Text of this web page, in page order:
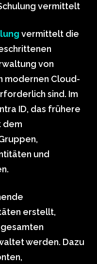
vermittelt
vermittelt die
von
modernen Cloud-
sind. Im
ID, das frühere
dem
und
erstellt,
werden. Dazu